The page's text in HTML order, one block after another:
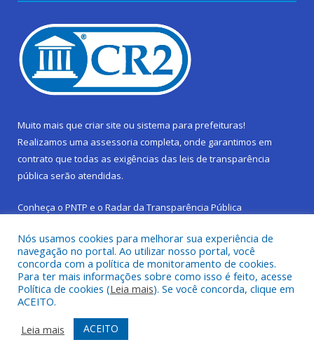
Muito mais que criar site ou sistema para prefeituras!
Realizamos uma assessoria completa, onde garantimos em
contrato que todas as exigências das leis de transparência
pública serão atendidas.
Conheça o PNTP e o Radar da Transparência Pública
Todos os direitos reservados a Prefeitura Municipal de São
Sebastião da Boa Vista.
Frequência Online
Mapa do Site
Acessar Área Administrativa
Nós usamos cookies para melhorar sua experiência de
navegação no portal. Ao utilizar nosso portal, você
concorda com a política de monitoramento de cookies.
Para ter mais informações sobre como isso é feito, acesse
Política de cookies (Leia mais). Se você concorda, clique em
ACEITO.
Leia mais
ACEITO